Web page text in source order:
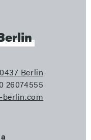
Berlin
26074555